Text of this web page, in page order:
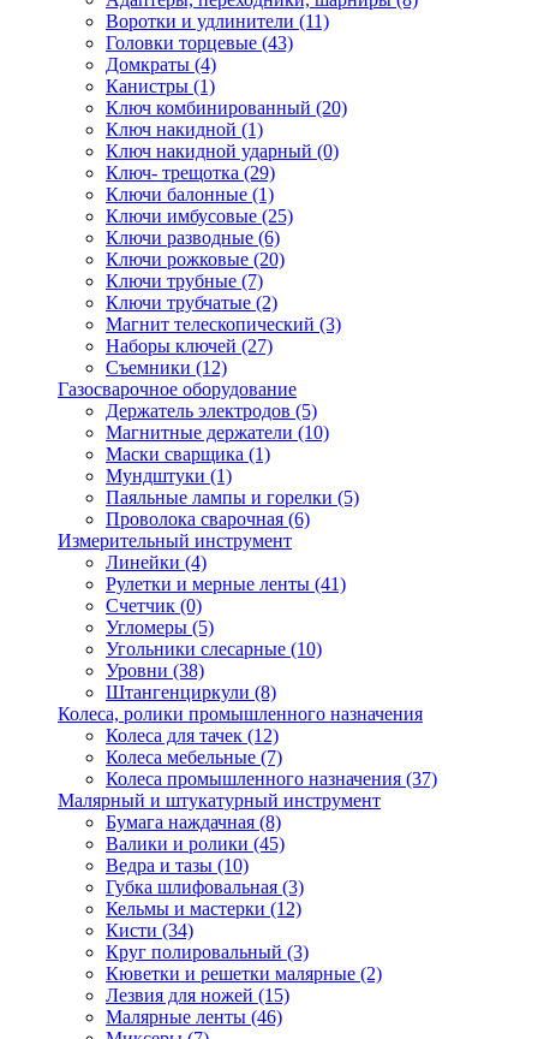
Воротки и удлинители (11)
Головки торцевые (43)
Домкраты (4)
Канистры (1)
Ключ комбинированный (20)
Ключ накидной (1)
Ключ накидной ударный (0)
Ключ- трещотка (29)
Ключи балонные (1)
Ключи имбусовые (25)
Ключи разводные (6)
Ключи рожковые (20)
Ключи трубные (7)
Ключи трубчатые (2)
Магнит телескопический (3)
Наборы ключей (27)
Съемники (12)
Газосварочное оборудование
Держатель электродов (5)
Магнитные держатели (10)
Маски сварщика (1)
Мундштуки (1)
Паяльные лампы и горелки (5)
Проволока сварочная (6)
Измерительный инструмент
Линейки (4)
Рулетки и мерные ленты (41)
Счетчик (0)
Угломеры (5)
Угольники слесарные (10)
Уровни (38)
Штангенциркули (8)
Колеса, ролики промышленного назначения
Колеса для тачек (12)
Колеса мебельные (7)
Колеса промышленного назначения (37)
Малярный и штукатурный инструмент
Бумага наждачная (8)
Валики и ролики (45)
Ведра и тазы (10)
Губка шлифовальная (3)
Кельмы и мастерки (12)
Кисти (34)
Круг полировальный (3)
Кюветки и решетки малярные (2)
Лезвия для ножей (15)
Малярные ленты (46)